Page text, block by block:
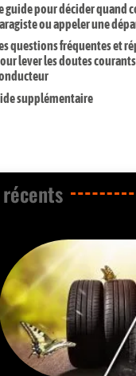
guide pour décider quand
ou appeler une
questions fréquentes et
lever les doutes
supplémentaire